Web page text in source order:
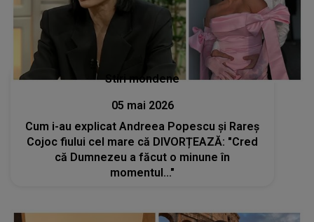
Stiri mondene
05 mai 2026
Cum i-au explicat Andreea Popescu și Rareș
Cojoc fiului cel mare că DIVORȚEAZĂ: "Cred
că Dumnezeu a făcut o minune în
momentul..."